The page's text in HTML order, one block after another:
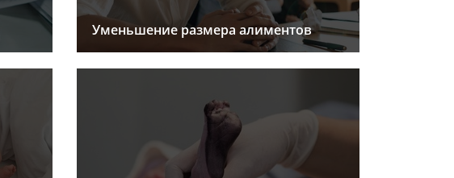
Уменьшение размера алиментов